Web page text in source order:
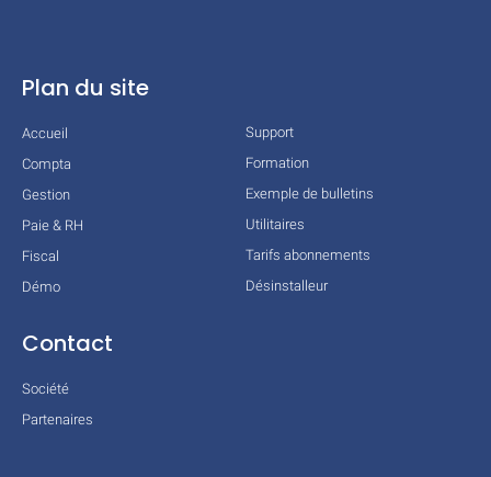
Plan du site
Accueil
Compta
Gestion
Paie & RH
Fiscal
Démo
Support
Formation
Exemple de bulletins
Utilitaires
Tarifs abonnements
Désinstalleur
Contact
Société
Partenaires